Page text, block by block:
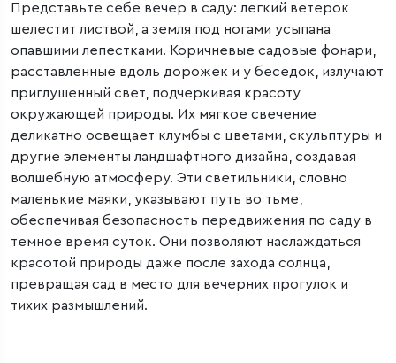
Представьте себе вечер в саду: легкий ветерок
шелестит листвой, а земля под ногами усыпана
опавшими лепестками. Коричневые садовые фонари,
расставленные вдоль дорожек и у беседок, излучают
приглушенный свет, подчеркивая красоту
окружающей природы. Их мягкое свечение
деликатно освещает клумбы с цветами, скульптуры и
другие элементы ландшафтного дизайна, создавая
волшебную атмосферу. Эти светильники, словно
маленькие маяки, указывают путь во тьме,
обеспечивая безопасность передвижения по саду в
темное время суток. Они позволяют наслаждаться
красотой природы даже после захода солнца,
превращая сад в место для вечерних прогулок и
тихих размышлений.